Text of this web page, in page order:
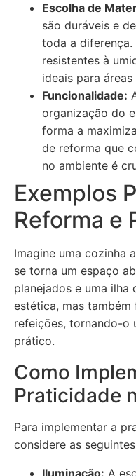
Escolha de
são duráveis e
toda a diferença.
resistentes à
ideais para
Funcionalidade:
organização do
forma a
de reforma que
no ambiente é
Exemplos
Reforma e
Imagine uma cozinha
se torna um espaço
planejados e uma ilha
estética, mas
refeições, tornando-o
prático.
Como
Praticidade
Para implementar a
considere as
Iluminação: A